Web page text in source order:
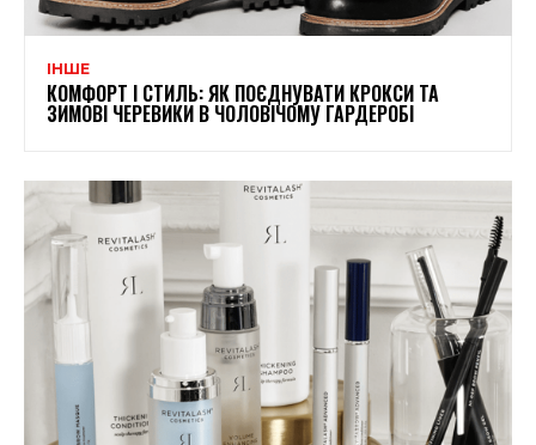
ІНШЕ
КОМФОРТ І СТИЛЬ: ЯК ПОЄДНУВАТИ КРОКСИ ТА
ЗИМОВІ ЧЕРЕВИКИ В ЧОЛОВІЧОМУ ГАРДЕРОБІ